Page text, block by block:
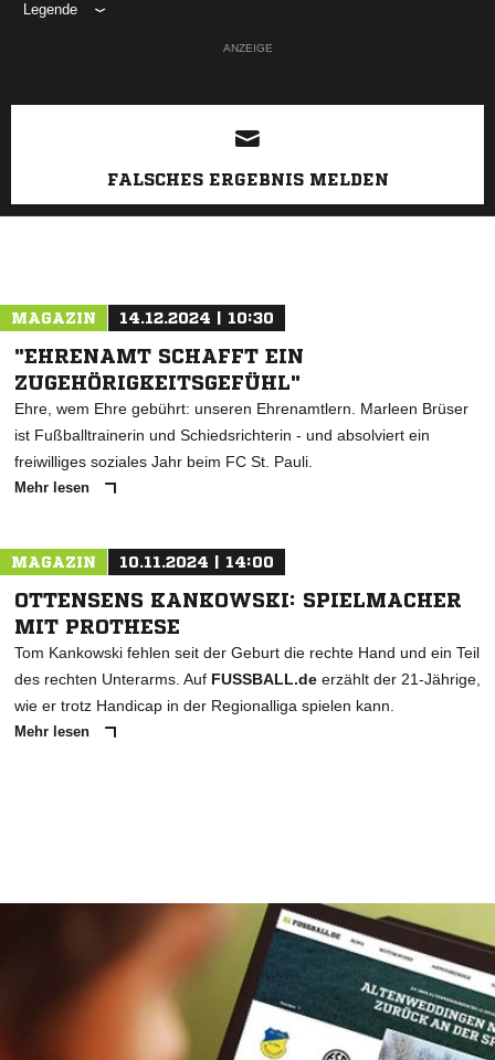
Legende
ANZEIGE
FALSCHES ERGEBNIS MELDEN
MAGAZIN 14.12.2024 | 10:30
"EHRENAMT SCHAFFT EIN
ZUGEHÖRIGKEITSGEFÜHL"
Ehre, wem Ehre gebührt: unseren Ehrenamtlern. Marleen Brüser
ist Fußballtrainerin und Schiedsrichterin - und absolviert ein
freiwilliges soziales Jahr beim FC St. Pauli.
Mehr lesen
MAGAZIN 10.11.2024 | 14:00
OTTENSENS KANKOWSKI: SPIELMACHER
MIT PROTHESE
Tom Kankowski fehlen seit der Geburt die rechte Hand und ein Teil
des rechten Unterarms. Auf FUSSBALL.de erzählt der 21-Jährige,
wie er trotz Handicap in der Regionalliga spielen kann.
Mehr lesen